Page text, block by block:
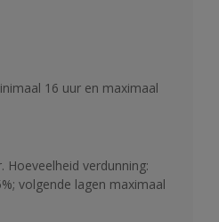
16 uur en maximaal
Hoeveelheid verdunning:
volgende lagen maximaal